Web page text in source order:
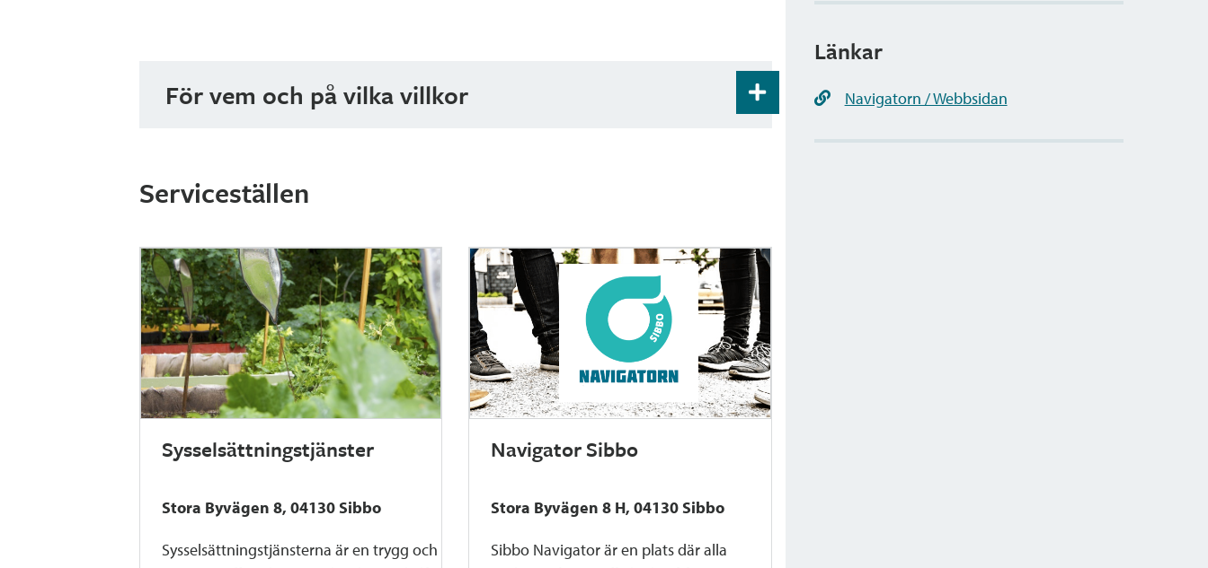
För vem och på vilka villkor
Serviceställen
Sysselsättningstjänster
Stora Byvägen 8, 04130 Sibbo
Sysselsättningstjänsterna är en trygg och
Navigator Sibbo
Stora Byvägen 8 H, 04130 Sibbo
Sibbo Navigator är en plats där alla
Länkar
Navigatorn / Webbsidan